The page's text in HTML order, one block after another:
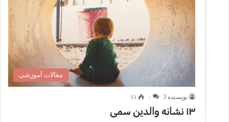
مقالات آموزشی
نویسنده 3 ۰ ۱۱
۱۳ نشانه والدین سمی